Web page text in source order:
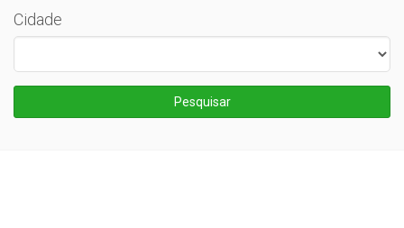
Cidade
Pesquisar